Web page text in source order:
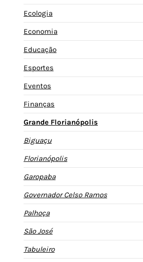
Ecologia
Economia
Educação
Esportes
Eventos
Finanças
Grande Florianópolis
Biguaçu
Florianópolis
Garopaba
Governador Celso Ramos
Palhoça
São José
Tabuleiro